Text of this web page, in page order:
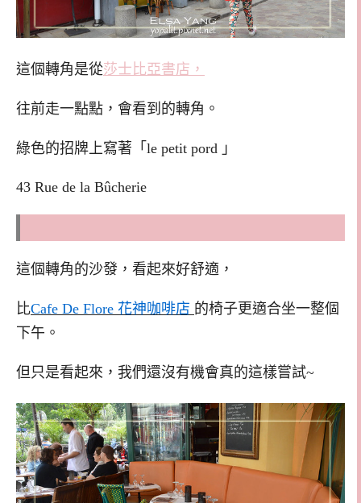
這個轉角是從莎士比亞書店，
往前走一點點，會看到的轉角。
綠色的招牌上寫著「le petit pord 」
43 Rue de la Bûcherie
這個轉角的沙發，看起來好舒適，
比Cafe De Flore 花神咖啡店 的椅子更適合坐一整個
下午。
但只是看起來，我們還沒有機會真的這樣嘗試~